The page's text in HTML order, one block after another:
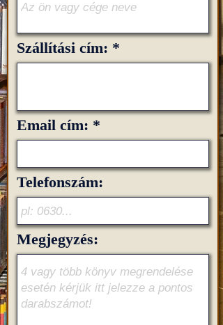
Szállítási cím:
Email cím:
Telefonszám:
Megjegyzés: